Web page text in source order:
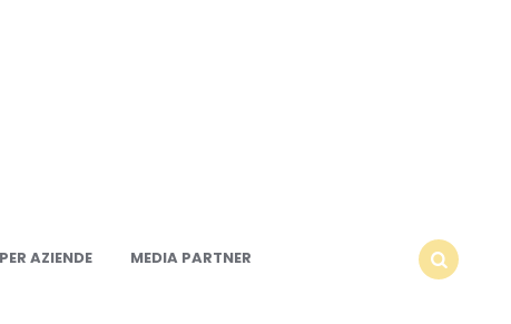
AZIENDE
MEDIA PARTNER